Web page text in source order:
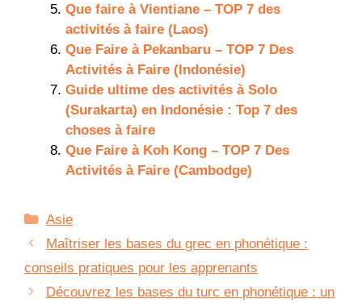
Que faire à Vientiane – TOP 7 des
activités à faire (Laos)
Que Faire à Pekanbaru – TOP 7 Des
Activités à Faire (Indonésie)
Guide ultime des activités à Solo
(Surakarta) en Indonésie : Top 7 des
choses à faire
Que Faire à Koh Kong – TOP 7 Des
Activités à Faire (Cambodge)
Catégories
Asie
Maîtriser les bases du grec en phonétique :
conseils pratiques pour les apprenants
Découvrez les bases du turc en phonétique : un